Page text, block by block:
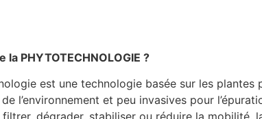
la PHYTOTECHNOLOGIE ?
est une technologie basée sur les plantes
l’environnement et peu invasives pour